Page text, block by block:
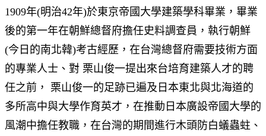
1909年(明治42年)於東京帝國大學建築學科畢業，畢業
後的第一年在朝鮮總督府擔任史料調查員，執行朝鮮
(今日的南北韓)考古經歷，在台灣總督府需要技術方面
的專業人士、對 栗山俊一提出來台培育建築人才的聘
任之前， 栗山俊一的足跡已遍及日本東北與北海道的
多所高中與大學作育英才，在推動日本廣設帝國大學的
風潮中擔任教職，在台灣的期間進行木頭防白蟻蟲蛀、